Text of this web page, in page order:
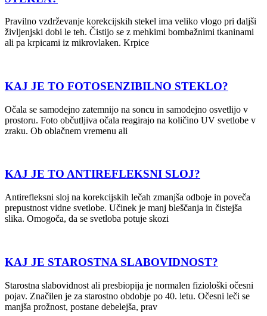
Pravilno vzdrževanje korekcijskih stekel ima veliko vlogo pri daljši
življenjski dobi le teh. Čistijo se z mehkimi bombažnimi tkaninami
ali pa krpicami iz mikrovlaken. Krpice
KAJ JE TO FOTOSENZIBILNO STEKLO?
Očala se samodejno zatemnijo na soncu in samodejno osvetlijo v
prostoru. Foto občutljiva očala reagirajo na količino UV svetlobe v
zraku. Ob oblačnem vremenu ali
KAJ JE TO ANTIREFLEKSNI SLOJ?
Antirefleksni sloj na korekcijskih lečah zmanjša odboje in poveča
prepustnost vidne svetlobe. Učinek je manj bleščanja in čistejša
slika. Omogoča, da se svetloba potuje skozi
KAJ JE STAROSTNA SLABOVIDNOST?
Starostna slabovidnost ali presbiopija je normalen fiziološki očesni
pojav. Značilen je za starostno obdobje po 40. letu. Očesni leči se
manjša prožnost, postane debelejša, prav